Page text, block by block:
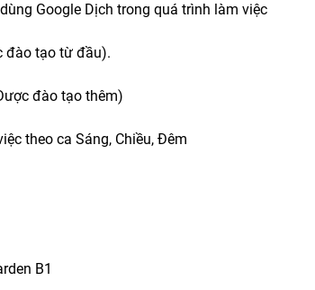
Google Dịch trong quá trình làm việc
đào tạo từ đầu).
đào tạo thêm)
theo ca Sáng, Chiều, Đêm
B1